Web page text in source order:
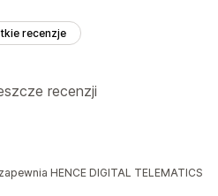
recenzje
recenzji
HENCE DIGITAL TELEMATICS